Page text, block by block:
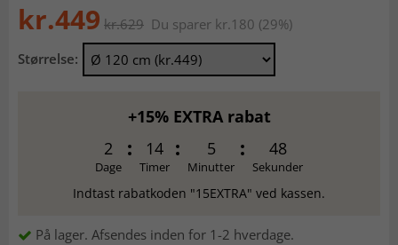
kr.449 kr.629 Du sparer kr.180 (29%)
Størrelse:
+15% EXTRA rabat
2
Dage
14
Timer
5
Minutter
47
Sekunder
Indtast rabatkoden "15EXTRA" ved kassen.
På lager. Afsendes inden for 1-2 hverdage.